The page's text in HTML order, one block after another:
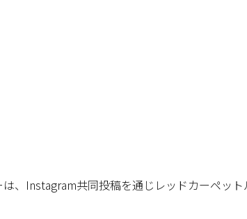
、Instagram共同投稿を通じレッドカーペット